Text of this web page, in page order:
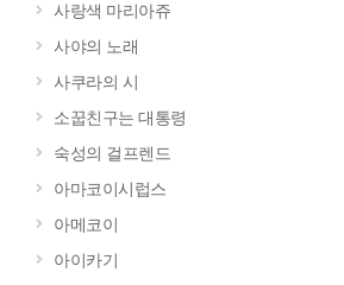
사랑색 마리아쥬
사야의 노래
사쿠라의 시
소꿉친구는 대통령
숙성의 걸프렌드
아마코이시럽스
아메코이
아이카기